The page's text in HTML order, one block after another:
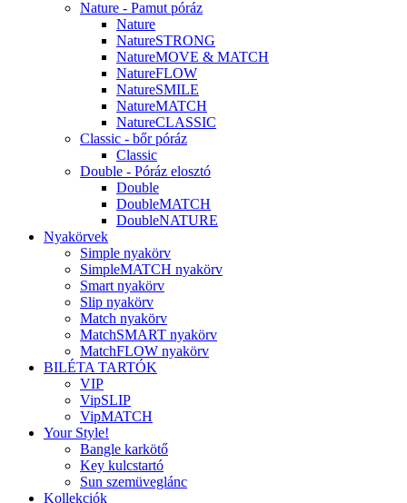
Nature - Pamut póráz
Nature
NatureSTRONG
NatureMOVE & MATCH
NatureFLOW
NatureSMILE
NatureMATCH
NatureCLASSIC
Classic - bőr póráz
Classic
Double - Póráz elosztó
Double
DoubleMATCH
DoubleNATURE
Nyakörvek
Simple nyakörv
SimpleMATCH nyakörv
Smart nyakörv
Slip nyakörv
Match nyakörv
MatchSMART nyakörv
MatchFLOW nyakörv
BILÉTA TARTÓK
VIP
VipSLIP
VipMATCH
Your Style!
Bangle karkötő
Key kulcstartó
Sun szemüveglánc
Kollekciók